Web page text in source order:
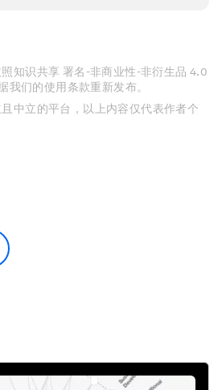
知识共享 署名-非商业性-非衍生品 4.0
我们的使用条款重新发布。
中立的平台，以上内容仅代表作者个